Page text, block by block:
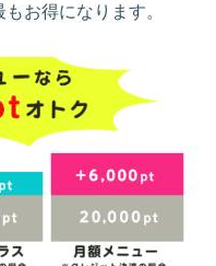
お得になります。